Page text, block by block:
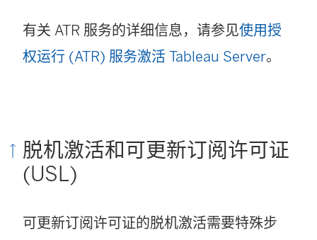
有关 ATR 服务的详细信息，请参见使用授
权运行 (ATR) 服务激活 Tableau Server。
脱机激活和可更新订阅许可证
(USL)
可更新订阅许可证的脱机激活需要特殊步